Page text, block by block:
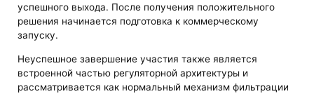
успешного выхода. После получения положительного
решения начинается подготовка к коммерческому
запуску.
Неуспешное завершение участия также является
встроенной частью регуляторной архитектуры и
рассматривается как нормальный механизм фильтрации